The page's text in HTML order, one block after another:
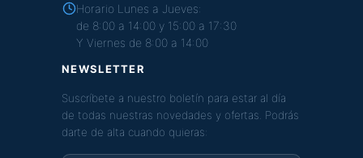
Horario Lunes a Jueves:
de 8:00 a 14:00 y 15:00 a 17:30
Y Viernes de 8:00 a 14:00
NEWSLETTER
Suscríbete a nuestro boletín para estar al día
de todas nuestras novedades y ofertas. Podrás
darte de alta cuando quieras: